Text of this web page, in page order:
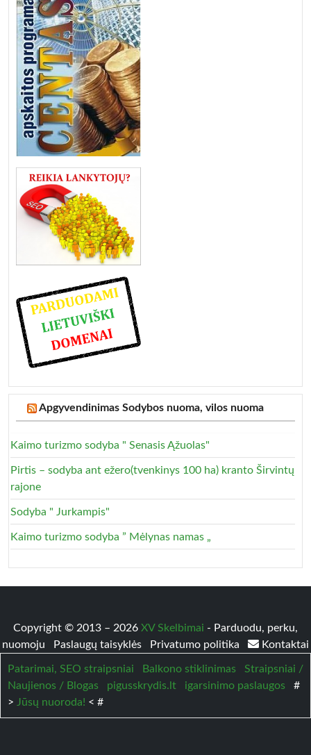
Apgyvendinimas Sodybos nuoma, vilos nuoma
Kaimo turizmo sodyba " Senasis Ąžuolas"
Pirtis – sodyba ant ežero(tvenkinys 100 ha) kranto Širvintų
rajone
Sodyba " Jurkampis"
Kaimo turizmo sodyba ” Mėlynas namas „
Copyright © 2013 – 2026 XV Skelbimai - Parduodu, perku,
nuomoju
Paslaugų taisyklės Privatumo politika Kontaktai
Patarimai, SEO straipsniai Balkono stiklinimas
Straipsniai /
Naujienos / Blogas
pigusskrydis.lt igarsinimo paslaugos #
> Jūsų nuoroda! < #